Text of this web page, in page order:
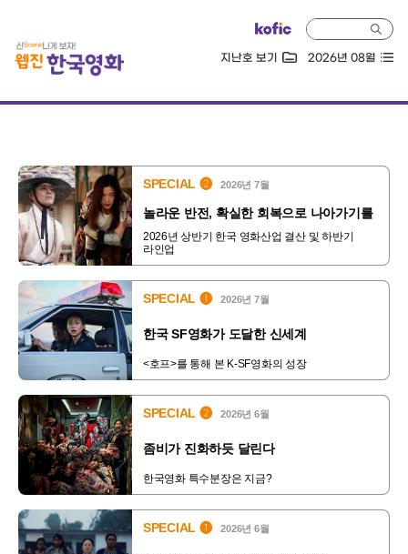
지난호 보기 2026년 08월
SPECIAL ❷ 2026년 7월
놀라운 반전, 확실한 회복으로 나아가기를
2026년 상반기 한국 영화산업 결산 및 하반기
라인업
SPECIAL ❶ 2026년 7월
한국 SF영화가 도달한 신세계
<호프>를 통해 본 K-SF영화의 성장
SPECIAL ❷ 2026년 6월
좀비가 진화하듯 달린다
한국영화 특수분장은 지금?
SPECIAL ❶ 2026년 6월